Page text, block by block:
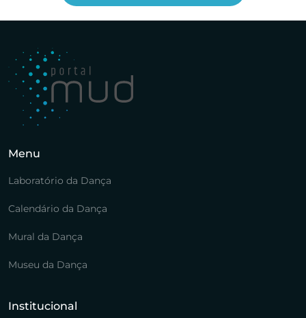
Menu
Laboratório da Dança
Calendário da Dança
Mural da Dança
Museu da Dança
Institucional